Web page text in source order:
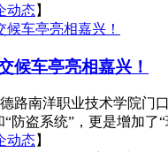
动态】
候车亭亮相嘉兴！
路南洋职业技术学院门
防盗系统”，更是增加了
动态】